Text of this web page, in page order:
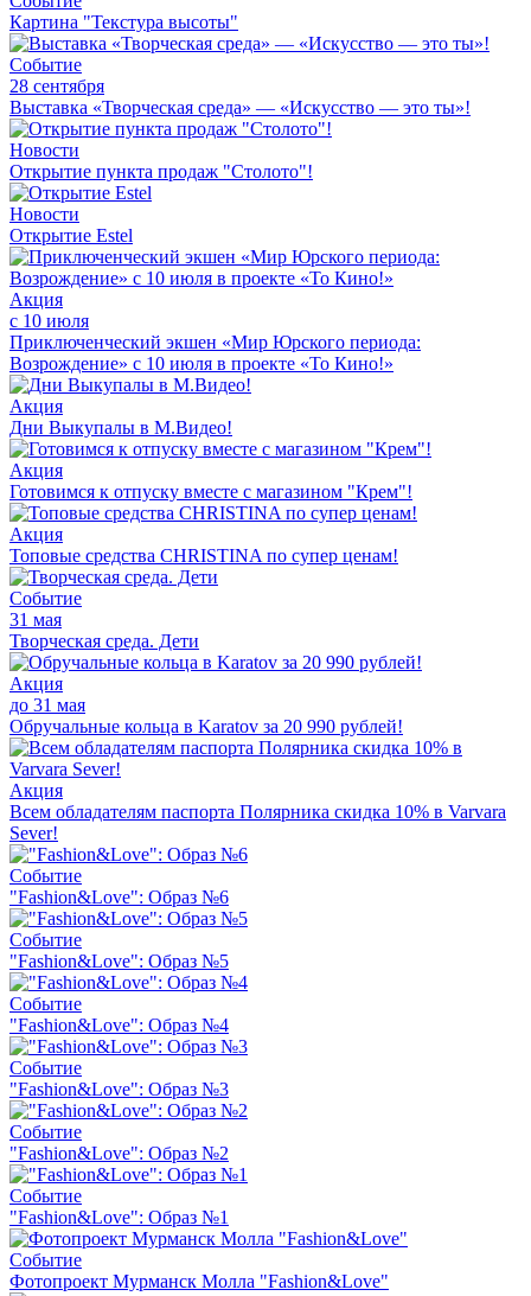
Картина "Текстура высоты"
Событие
28 сентября
Выставка «Творческая среда» — «Искусство — это ты»!
Новости
Открытие пункта продаж "Столото"!
Новости
Открытие Estel
Акция
с 10 июля
Приключенческий экшен «Мир Юрского периода:
Возрождение» с 10 июля в проекте «То Кино!»
Акция
Дни Выкупалы в М.Видео!
Акция
Готовимся к отпуску вместе с магазином "Крем"!
Акция
Топовые средства CHRISTINA по супер ценам!
Событие
31 мая
Творческая среда. Дети
Акция
до 31 мая
Обручальные кольца в Karatov за 20 990 рублей!
Акция
Всем обладателям паспорта Полярника скидка 10% в Varvara
Sever!
Событие
"Fashion&Love": Образ №6
Событие
"Fashion&Love": Образ №5
Событие
"Fashion&Love": Образ №4
Событие
"Fashion&Love": Образ №3
Событие
"Fashion&Love": Образ №2
Событие
"Fashion&Love": Образ №1
Событие
Фотопроект Мурманск Молла "Fashion&Love"